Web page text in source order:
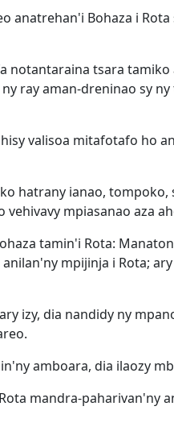
anatrehan'i Bohaza i
notantaraina tsara
ray aman-dreninao sy
valisoa mitafotafo ho
hatrany ianao,
mpiasanao aza
tamin'i Rota:
mpijinja i Rota;
izy, dia nandidy ny
amboara, dia ilaozy
mandra-paharivan'ny